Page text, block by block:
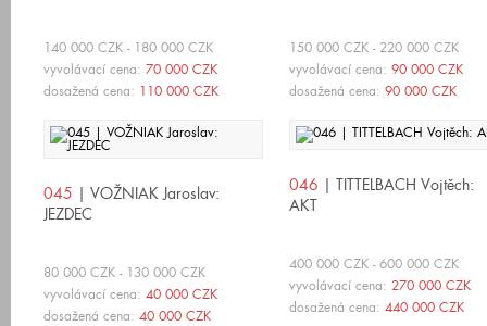
140 000 CZK - 180 000 CZK
vyvolávací cena: 70 000 CZK
dosažená cena: 110 000 CZK
150 000 CZK - 220 000 CZK
vyvolávací cena: 90 000 CZK
dosažená cena: 90 000 CZK
045 | VOŽNIAK Jaroslav:
JEZDEC
80 000 CZK - 130 000 CZK
vyvolávací cena: 40 000 CZK
dosažená cena: 40 000 CZK
046 | TITTELBACH Vojtěch:
AKT
400 000 CZK - 600 000 CZK
vyvolávací cena: 270 000 CZK
dosažená cena: 440 000 CZK